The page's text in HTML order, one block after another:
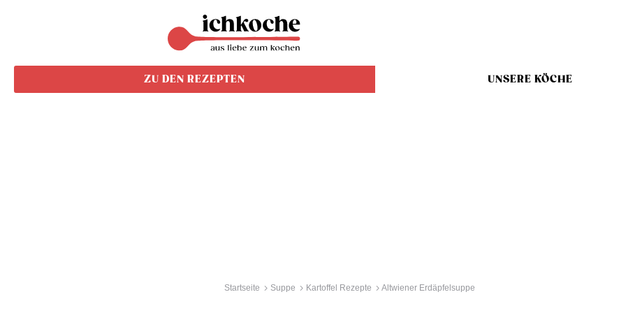
ZU DEN REZEPTEN UNSERE KÖCHE
Startseite Suppe Kartoffel Rezepte Altwiener Erdäpfelsuppe